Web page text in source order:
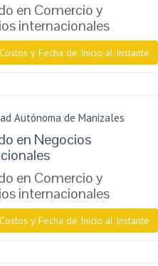
en Comercio y
internacionales
y Fecha de Inicio al Instante
Autónoma de Manizales
en Negocios
en Comercio y
internacionales
y Fecha de Inicio al Instante